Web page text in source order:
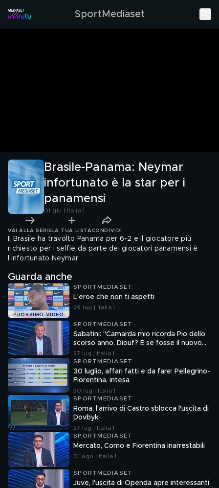
SportMediaset
Brasile-Panama: Neymar
infortunato è la star per i
panamensi
01 giu | Italia 1
VAI ALLA SERIE LA TUA LISTA CONDIVIDI
Il Brasile ha travolto Panama per 6-2 e il giocatore più
richiesto per i selfie da parte dei giocatori panamensi è
l'infortunato Neymar
Guarda anche
PROSSIMO VIDEO
SPORTMEDIASET
L'eroe che non ti aspetti
29 lug | Italia 1
SPORTMEDIASET
Sabatini: "Camarda mio ricorda Pio dello
scorso anno. Diouf? E se fosse il nuovo
Dumfries?"
27 lug | Italia 1
SPORTMEDIASET
30 luglio, affari fatti e da fare: Pellegrino-
Fiorentina, intesa
30 lug | Italia 1
SPORTMEDIASET
Roma, l'arrivo di Castro sblocca l'uscita di
Dovbyk
27 lug | Italia 1
SPORTMEDIASET
Mercato, Como e Fiorentina inarrestabili
01 ago | Italia 1
SPORTMEDIASET
Juve, l'uscita di Openda apre interessanti